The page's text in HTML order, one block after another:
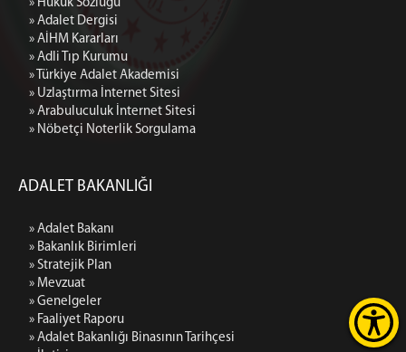
» Hukuk Sözlüğü
» Adalet Dergisi
» AİHM Kararları
» Adli Tıp Kurumu
» Türkiye Adalet Akademisi
» Uzlaştırma İnternet Sitesi
» Arabuluculuk İnternet Sitesi
» Nöbetçi Noterlik Sorgulama
ADALET BAKANLIĞI
» Adalet Bakanı
» Bakanlık Birimleri
» Stratejik Plan
» Mevzuat
» Genelgeler
» Faaliyet Raporu
» Adalet Bakanlığı Binasının Tarihçesi